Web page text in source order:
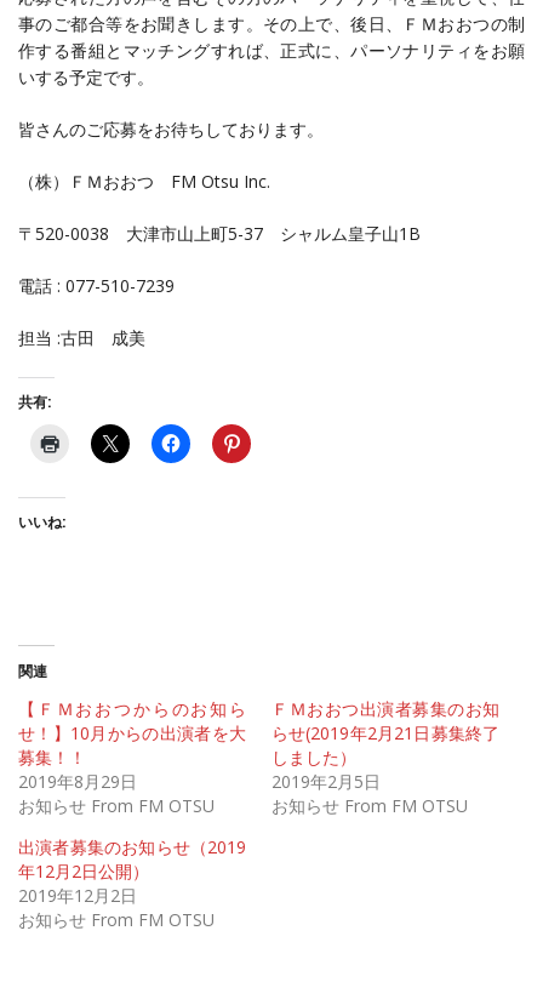
事のご都合等をお聞きします。その上で、後日、ＦＭおおつの制
作する番組とマッチングすれば、正式に、パーソナリティをお願
いする予定です。
皆さんのご応募をお待ちしております。
（株）ＦＭおおつ FM Otsu Inc.
〒 520-0038 大津市山上町5-37 シャルム皇子山1B
電話 : 077-510-7239
担当 :古田 成美
共有:
いいね:
関連
【ＦＭおおつからのお知ら
せ！】10月からの出演者を大
募集！！
2019年8月29日
お知らせ From FM OTSU
ＦＭおおつ出演者募集のお知
らせ(2019年2月21日募集終了
しました）
2019年2月5日
お知らせ From FM OTSU
出演者募集のお知らせ（2019
年12月2日公開）
2019年12月2日
お知らせ From FM OTSU